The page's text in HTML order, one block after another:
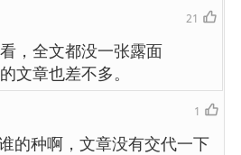
21
，全文都没一张露面
文章也差不多。
1
的种啊，文章没有交代一下